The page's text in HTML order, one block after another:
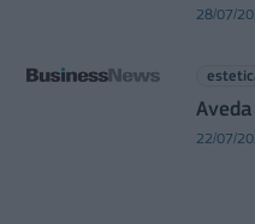
28/07/
22/07/